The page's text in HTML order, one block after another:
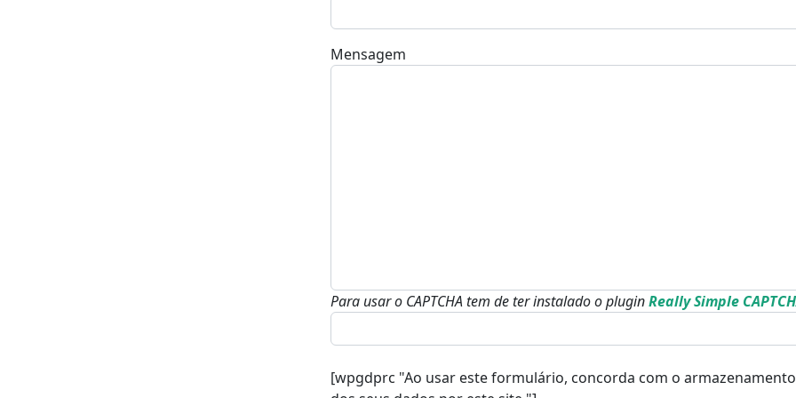
Mensagem
Para usar o CAPTCHA tem de ter instalado o pluginReally Simple
[wpgdprc "Ao usar este formulário, concorda com o